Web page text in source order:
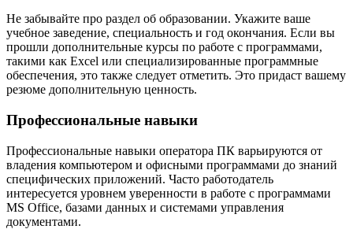
Не забывайте про раздел об образовании. Укажите ваше
учебное заведение, специальность и год окончания. Если вы
прошли дополнительные курсы по работе с программами,
такими как Excel или специализированные программные
обеспечения, это также следует отметить. Это придаст вашему
резюме дополнительную ценность.
Профессиональные навыки
Профессиональные навыки оператора ПК варьируются от
владения компьютером и офисными программами до знаний
специфических приложений. Часто работодатель
интересуется уровнем уверенности в работе с программами
MS Office, базами данных и системами управления
документами.